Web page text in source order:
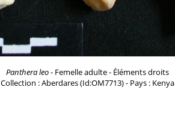
Panthera leo- Femelle adulte - Éléments droits
Collection : Aberdares (Id:OM7713) - Pays : Kenya